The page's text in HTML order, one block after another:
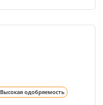
Высокая одобряемость